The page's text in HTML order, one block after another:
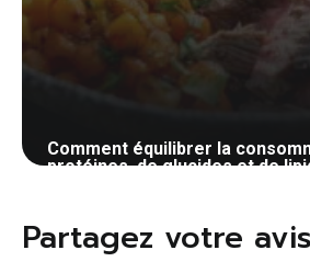
Comment équilibrer la
protéines, de glucides et de
Partagez votre avis